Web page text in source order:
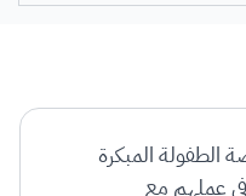
الطفولة المبكرة
عملهم مع